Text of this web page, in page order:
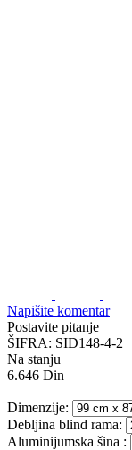
Napišite komentar
Postavite pitanje
ŠIFRA: SID148-4-2
Na stanju
6.646 Din
Dimenzije:
Debljina blind rama:
Aluminijumska šina :